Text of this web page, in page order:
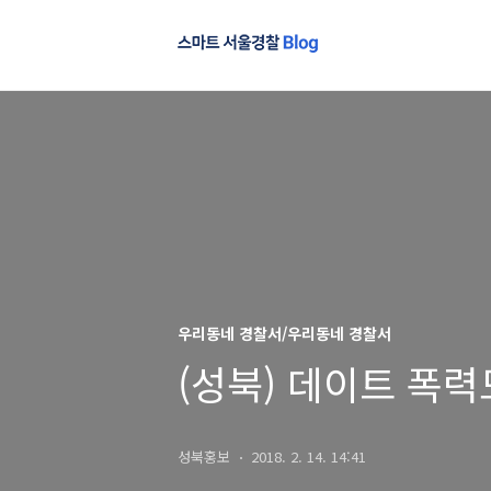
우리동네 경찰서/우리동네 경찰서
(성북) 데이트 폭
성북홍보 2018. 2. 14. 14:41